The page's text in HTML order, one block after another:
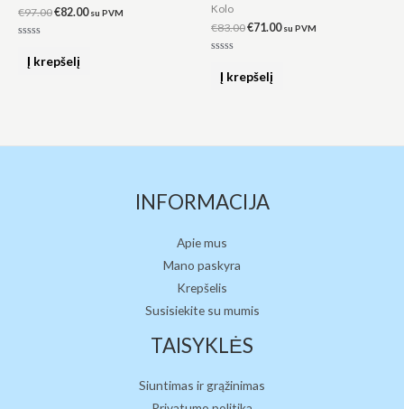
€97.00€82.00 su PVM
Į krepšelį
Kolo
€83.00€71.00 su PVM
Į krepšelį
INFORMACIJA
Apie mus
Mano paskyra
Krepšelis
Susisiekite su mumis
TAISYKLĖS
Siuntimas ir grąžinimas